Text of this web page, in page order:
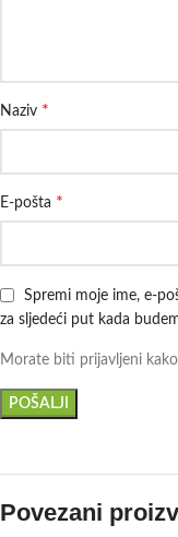
Naziv *
E-pošta *
Spremi moje ime, e-
za sljedeći put kada
Morate biti prijavljeni
Povezani